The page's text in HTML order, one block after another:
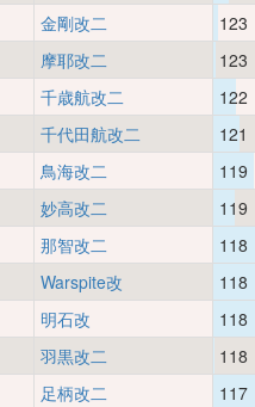
金剛改二
123
摩耶改二
123
千歳航改二
122
千代田航改二
121
鳥海改二
119
妙高改二
119
那智改二
118
Warspite改
118
明石改
118
羽黒改二
118
足柄改二
117